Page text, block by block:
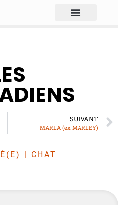
SUIVANT
MARLA (ex MARLEY)
| CHAT